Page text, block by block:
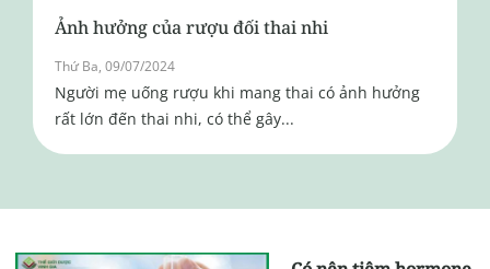
Ảnh hưởng của rượu đối thai nhi
Thứ Ba, 09/07/2024
Người mẹ uống rượu khi mang thai có ảnh hưởng
rất lớn đến thai nhi, có thể gây...